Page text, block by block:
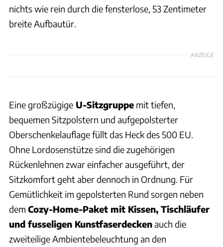
nichts wie rein durch die fensterlose, 53 Zentimeter
breite Aufbautür.
ANZEIGE
Eine großzügige U-Sitzgruppe mit tiefen,
bequemen Sitzpolstern und aufgepolsterter
Oberschenkelauflage füllt das Heck des 500 EU.
Ohne Lordosenstütze sind die zugehörigen
Rückenlehnen zwar einfacher ausgeführt, der
Sitzkomfort geht aber dennoch in Ordnung. Für
Gemütlichkeit im gepolsterten Rund sorgen neben
dem Cozy-Home-Paket mit Kissen, Tischläufer
und fusseligen Kunstfaserdeckenauch die
zweiteilige Ambientebeleuchtung an den